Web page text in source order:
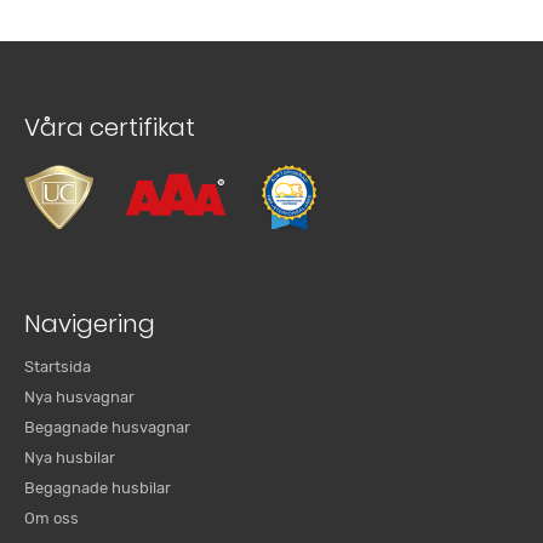
Våra certifikat
Navigering
Startsida
Nya husvagnar
Begagnade husvagnar
Nya husbilar
Begagnade husbilar
Om oss